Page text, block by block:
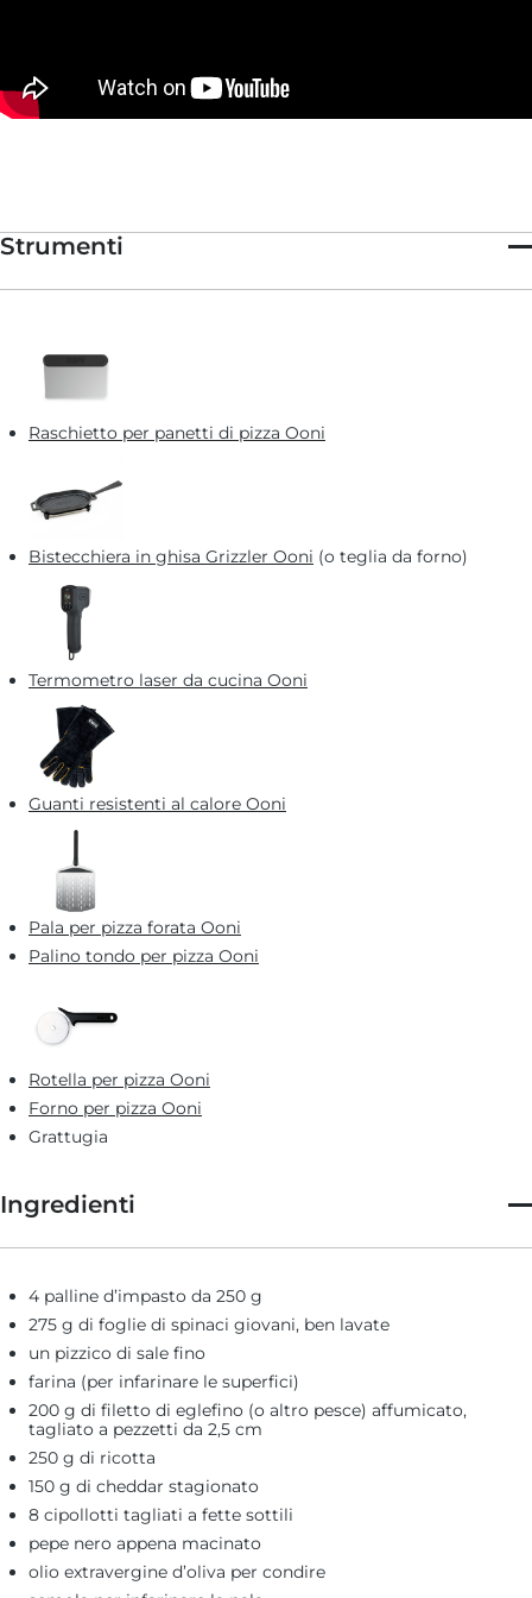
Strumenti
Raschietto per panetti di pizza Ooni
Bistecchiera in ghisa Grizzler Ooni (o teglia da forno)
Termometro laser da cucina Ooni
Guanti resistenti al calore Ooni
Pala per pizza forata Ooni
Palino tondo per pizza Ooni
Rotella per pizza Ooni
Forno per pizza Ooni
Grattugia
Ingredienti
4 palline d’impasto da 250 g
275 g di foglie di spinaci giovani, ben lavate
un pizzico di sale fino
farina (per infarinare le superfici)
200 g di filetto di eglefino (o altro pesce) affumicato,
tagliato a pezzetti da 2,5 cm
250 g di ricotta
150 g di cheddar stagionato
8 cipollotti tagliati a fette sottili
pepe nero appena macinato
olio extravergine d’oliva per condire